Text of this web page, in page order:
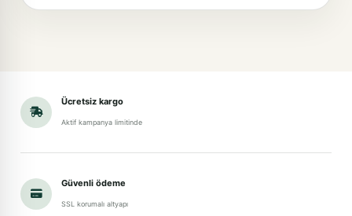
Ücretsiz kargo
Aktif kampanya limitinde
Güvenli ödeme
SSL korumalı altyapı